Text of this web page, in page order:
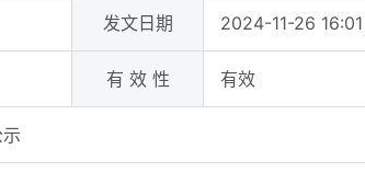
发文日期 2024-11-26 16:01
有 效 性 有效